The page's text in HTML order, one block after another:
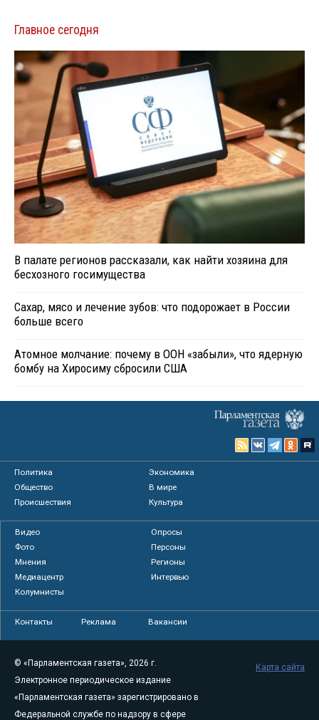
Главное сегодня
В палате регионов рассказали, как найти хозяина для
бесхозного госимущества
Сахар, мясо и лечение зубов: что подорожает в России
больше всего
Атомное молчание: почему в ООН «забыли», что ядерную
бомбу на Хиросиму сбросили США
Политика
Экономика
Общество
В мире
Происшествия
Культура
Видео
Опросы
Фото
Персоны
Мнения
Регионы
Медиацентр
Интервью
Колумнисты
Контакты Реклама Вакансии
© «Парламентская газета», 2026 г.
Электронное периодическое издание
«Парламентская газета» зарегистрировано в
Федеральной службе по надзору в сфере
Карта сайта